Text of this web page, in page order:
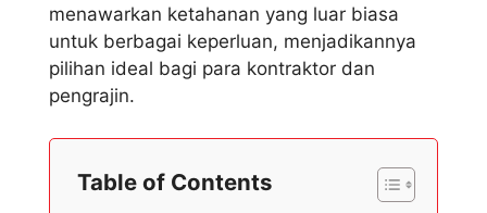
menawarkan ketahanan yang luar biasa
untuk berbagai keperluan, menjadikannya
pilihan ideal bagi para kontraktor dan
pengrajin.
Table of Contents